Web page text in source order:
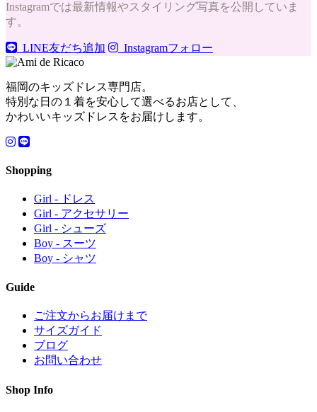
Instagramでは最新情報やスタイリング写真を公開していま
す。
LINE友だち追加 Instagramフォロー
福岡のキッズドレス専門店。
特別な日の１着を安心して選べるお店として、
かわいいキッズドレスをお届けします。
Shopping
Girl - ドレス
Girl - アクセサリー
Girl - シューズ
Boy - スーツ
Boy - シャツ
Guide
ご注文からお届けまで
サイズガイド
ブログ
お問い合わせ
Shop Info